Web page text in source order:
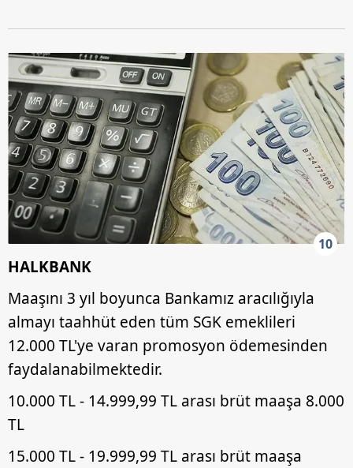
10
HALKBANK
Maaşını 3 yıl boyunca Bankamız aracılığıyla
almayı taahhüt eden tüm SGK emeklileri
12.000 TL'ye varan promosyon ödemesinden
faydalanabilmektedir.
10.000 TL - 14.999,99 TL arası brüt maaşa 8.000
TL
15.000 TL - 19.999,99 TL arası brüt maaşa